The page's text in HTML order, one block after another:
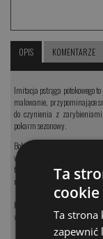
OPIS KOMENTARZE
Imitacja pstrąga potokowego
malowanie, przypominające
do czynienia z
pokarm sezonowy.
Bobrzański Pstrąg to wobler
wodach. Doskonale sprawdza
tendencje do lusterkowania
mogli wykorzystać go do
Koniecznie sprawdź naszą
woblery na pstrąga!
Ta
cookie
Ta strona
zapewnić